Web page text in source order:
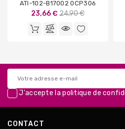
ATI-102-B17002 0CP306
23,66 € Prix
base
24,90 €
J'accepte lapolitique de
CONTACT